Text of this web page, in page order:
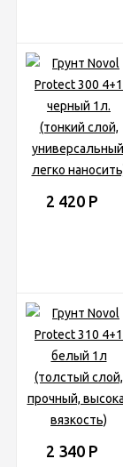
2 420 Р
2 340 Р